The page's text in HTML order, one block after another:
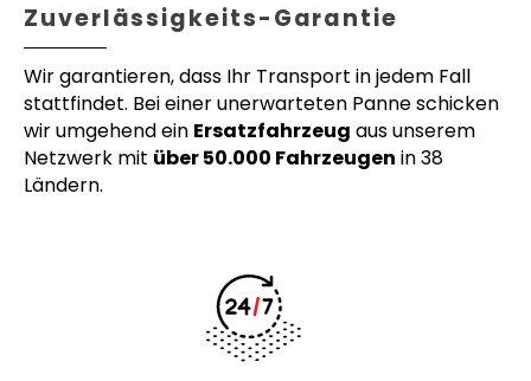
Zuverlässigkeits-Garantie
Wir garantieren, dass Ihr Transport in jedem Fall
stattfindet. Bei einer unerwarteten Panne schicken
wir umgehend ein Ersatzfahrzeug aus unserem
Netzwerk mit über 50.000 Fahrzeugen in 38
Ländern.